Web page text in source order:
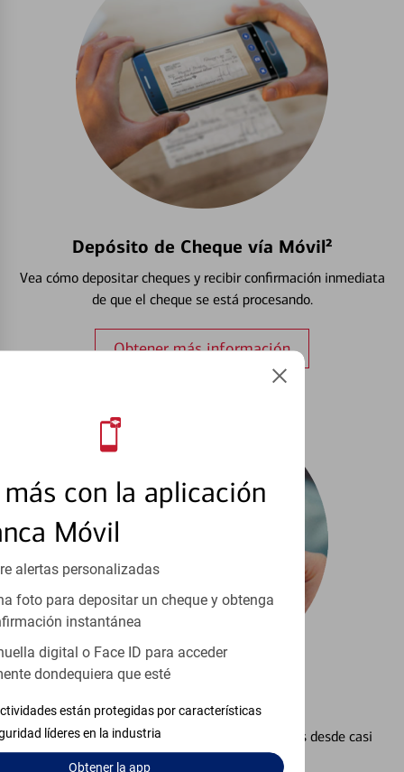
con la aplicación
Móvil
alertas personalizadas
foto para depositar un cheque y obtenga
instantánea
digital o Face ID para acceder
dondequiera que esté
están protegidas por características
líderes en la industria
Obtenerla app
Depósito de Cheque vía Móvil²
Vea cómo depositar cheques y recibir confirmación inmediata
de que el cheque se está procesando.
Obtener más información
Configurar Alertas³
Vea cómo mantener el control de sus finanzas desde casi
cualquier lugar.